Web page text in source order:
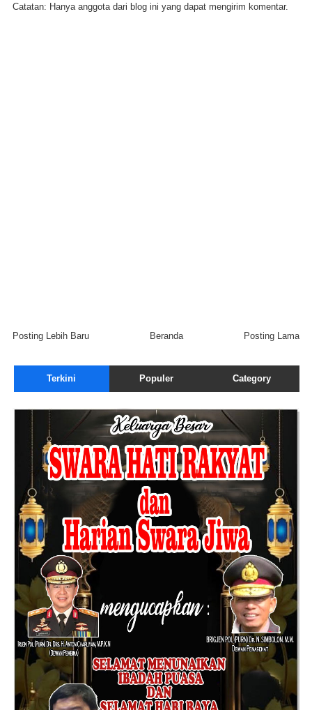
Catatan: Hanya anggota dari blog ini yang dapat mengirim komentar.
Posting Lebih Baru Posting Lama
Beranda
Terkini Populer Category